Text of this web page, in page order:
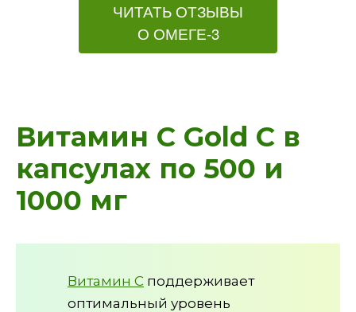
ЧИТАТЬ ОТЗЫВЫ
О ОМЕГЕ-3
Витамин С Gold C в
капсулах по 500 и
1000 мг
Витамин C поддерживает
оптимальный уровень